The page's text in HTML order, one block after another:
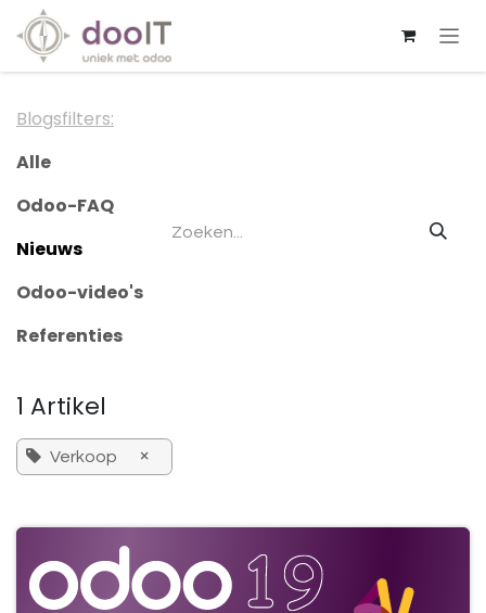
Overslaan naar inhoud
Blogsfilters:
Alle
Odoo-FAQ
Nieuws
Odoo-video's
Referenties
1 Artikel
Verkoop ×